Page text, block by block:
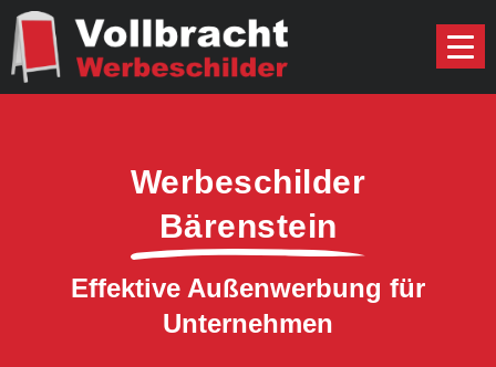
Werbeschilder
Bärenstein
Effektive Außenwerbung für
Unternehmen